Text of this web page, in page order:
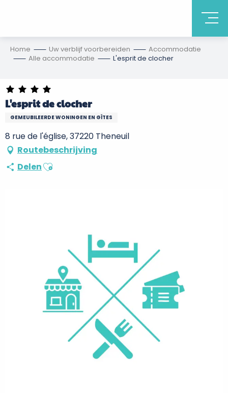
Home Uw verblijf voorbereiden
Accommodatie
Alle accommodatie
L'esprit de clocher
L'esprit de clocher
GEMEUBILEERDE WONINGEN EN GÎTES
8 rue de l'église, 37220 Theneuil
Routebeschrijving
DelenAjouter aux favoris